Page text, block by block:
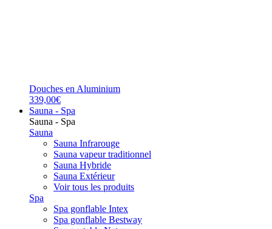
Douches en Aluminium
339,00€
Sauna - Spa
Sauna - Spa
Sauna
Sauna Infrarouge
Sauna vapeur traditionnel
Sauna Hybride
Sauna Extérieur
Voir tous les produits
Spa
Spa gonflable Intex
Spa gonflable Bestway